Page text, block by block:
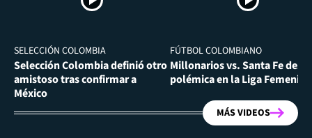
SELECCIÓN COLOMBIA
Selección Colombia definió otro
amistoso tras confirmar a
México
FÚTBOL COLOMBIANO
Millonarios vs. Santa Fe
polémica en la Liga Femenina
MÁS VIDEOS